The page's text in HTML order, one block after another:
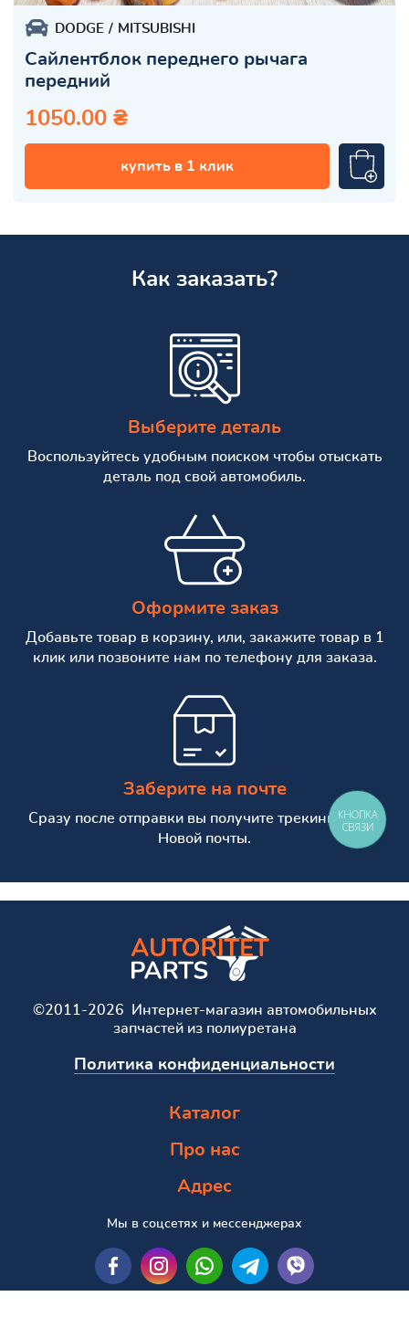
DODGE MITSUBISHI
Сайлентблок переднего рычага
передний
1050.00 ₴
купить в 1 клик
Как заказать?
Выберите деталь
Воспользуйтесь удобным поиском чтобы отыскать
деталь под свой автомобиль.
Оформите заказ
Добавьте товар в корзину, или, закажите товар в 1
клик или позвоните нам по телефону для заказа.
Заберите на почте
Сразу после отправки вы получите трекинг номер
Новой почты.
©2011-2026 Интернет-магазин автомобильных
запчастей из полиуретана
Политика конфиденциальности
Каталог
Про нас
Адрес
Мы в соцсетях и мессенджерах
КНОПКА
СВЯЗИ